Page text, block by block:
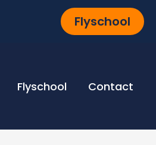
Flyschool
Flyschool Contact